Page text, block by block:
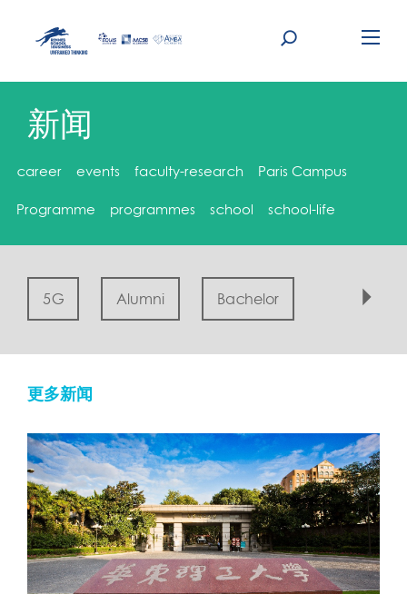
content
新闻
career events faculty-research
Paris Campus
Programme
programmes school school-life
5G Alumni Bachelor
Campus
EMBA PGE
更多新闻